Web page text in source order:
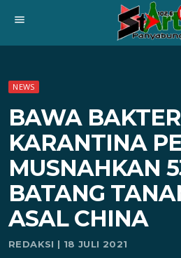
menu
NEWS
BAWA
KARANTINA
MUSNAHKAN
BATANG
ASAL CHINA
REDAKSI | 18 JULI 2021